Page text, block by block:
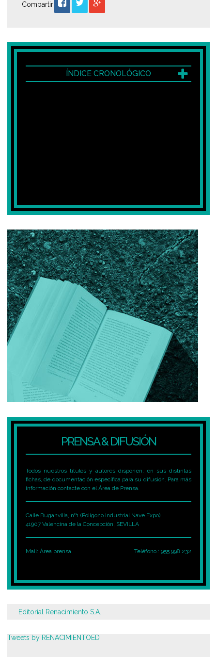
Compartir
ÍNDICE CRONOLÓGICO
PRENSA & DIFUSIÓN
Todos nuestros títulos y autores disponen, en sus distintas
fichas, de documentación específica para su difusión. Para más
información contacte con el Área de Prensa.
Calle Buganvilla, nº1 (Polígono Industrial Nave Expo)
41907 Valencina de la Concepción, SEVILLA
Mail: Área prensa Teléfono.: 955 998 232
Editorial Renacimiento S.A.
Tweets by RENACIMIENTOED